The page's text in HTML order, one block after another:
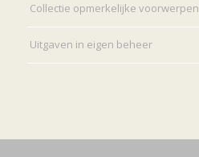
Collectie opmerkelijke voorwerpen
Uitgaven in eigen beheer